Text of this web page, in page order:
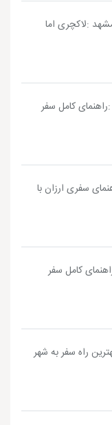
:لاکچری اما
کامل سفر
سفری ارزان با
کامل سفر
راه سفر به شهر